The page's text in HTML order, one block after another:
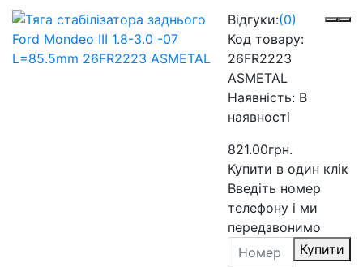
Відгуки:(0)
Код товару:
26FR2223
ASMETAL
Наявність: В
наявності
821.00грн.
Купити в один клік
Введіть номер
телефону і ми
передзвонимо
Купити